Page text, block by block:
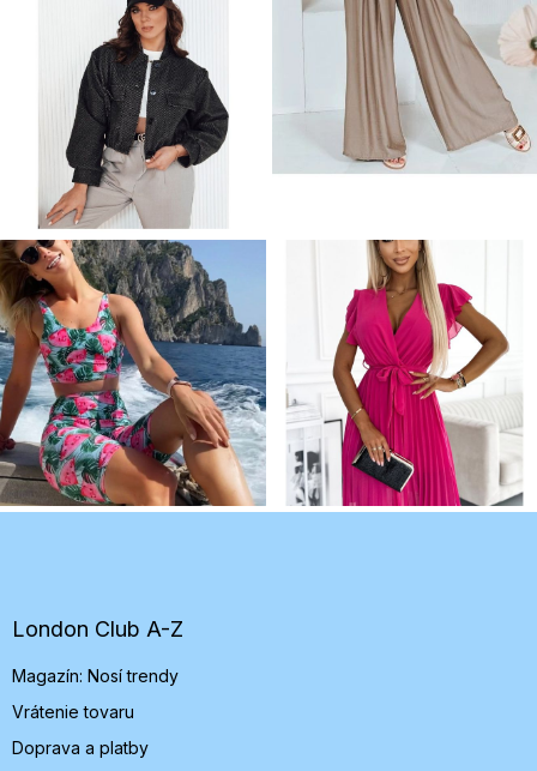
e
London Club A-Z
Magazín: Nosí trendy
Vrátenie tovaru
Doprava a platby